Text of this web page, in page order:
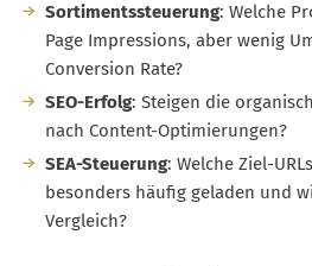
Sortimentssteuerung: Welche
Page Impressions, aber wenig
Conversion Rate?
SEO-Erfolg: Steigen die
nach Content-Optimierungen?
SEA-Steuerung: Welche Ziel-
besonders häufig geladen und
Vergleich?